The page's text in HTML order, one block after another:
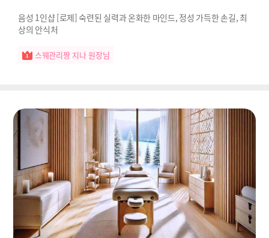
음성 1인샵 [로제] 숙련된 실력과 온화한 마인드, 정성 가득한 손길, 최
상의 안식처
스웨관리짱 지나 원장님